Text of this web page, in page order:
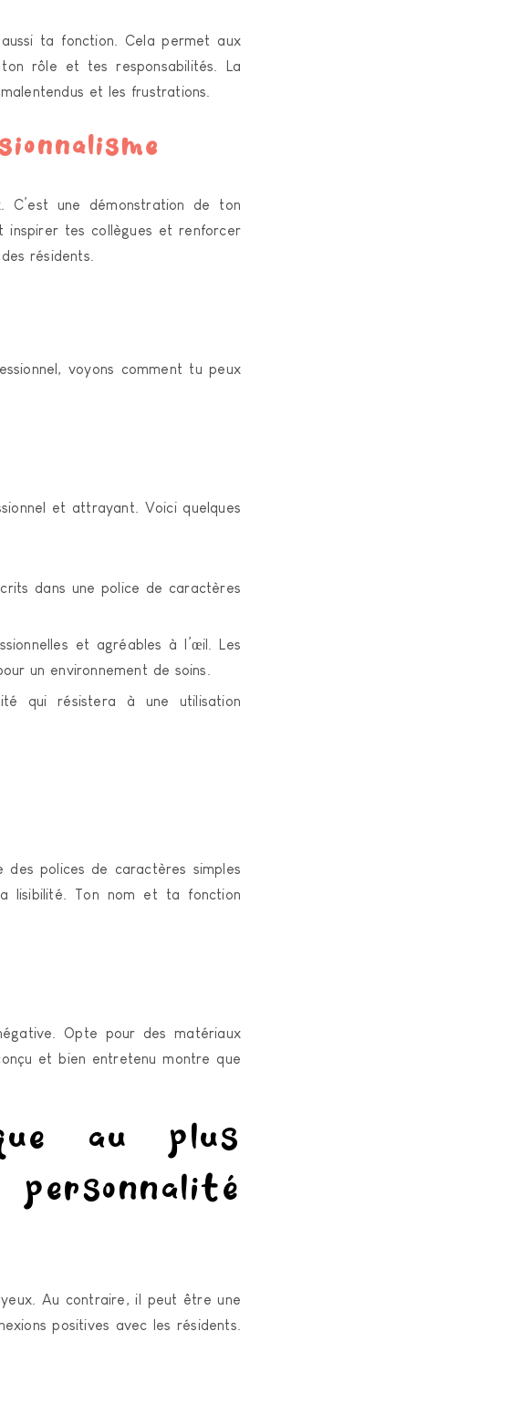
ta fonction. Cela permet aux
rôle et tes responsabilités. La
et les frustrations.
une démonstration de ton
inspirer tes collègues et renforcer
résidents.
voyons comment tu peux
et attrayant. Voici quelques
dans une police de caractères
et agréables à l’œil. Les
un environnement de soins.
qui résistera à une utilisation
polices de caractères simples
lisibilité. Ton nom et ta fonction
Opte pour des matériaux
et bien entretenu montre que
au plus
Au contraire, il peut être une
positives avec les résidents.